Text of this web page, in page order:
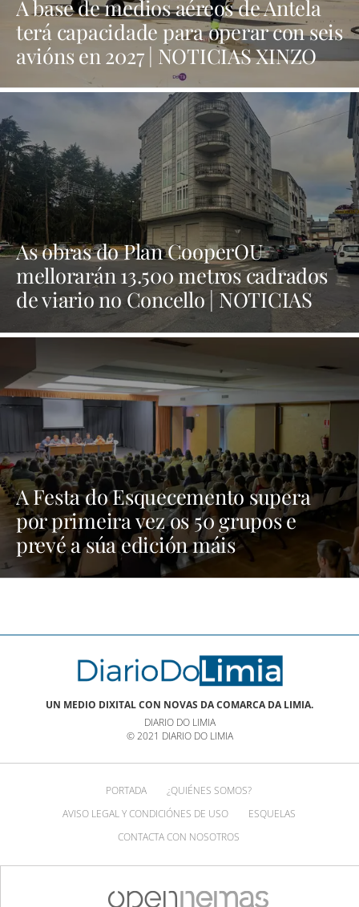
A base de medios aéreos de Antela
terá capacidade para operar con seis
avións en 2027 | NOTICIAS XINZO
As obras do Plan CooperOU
mellorarán 13.500 metros cadrados
de viario no Concello | NOTICIAS
A Festa do Esquecemento supera
por primeira vez os 50 grupos e
prevé a súa edición máis
multitudinaria | NOTICIAS XINZO
UN MEDIO DIXITAL CON NOVAS DA COMARCA DA LIMIA.
DIARIO DO LIMIA
© 2021 DIARIO DO LIMIA
PORTADA
¿QUIÉNES SOMOS?
AVISO LEGAL Y CONDICIÓNES DE USO
ESQUELAS
CONTACTA CON NOSOTROS